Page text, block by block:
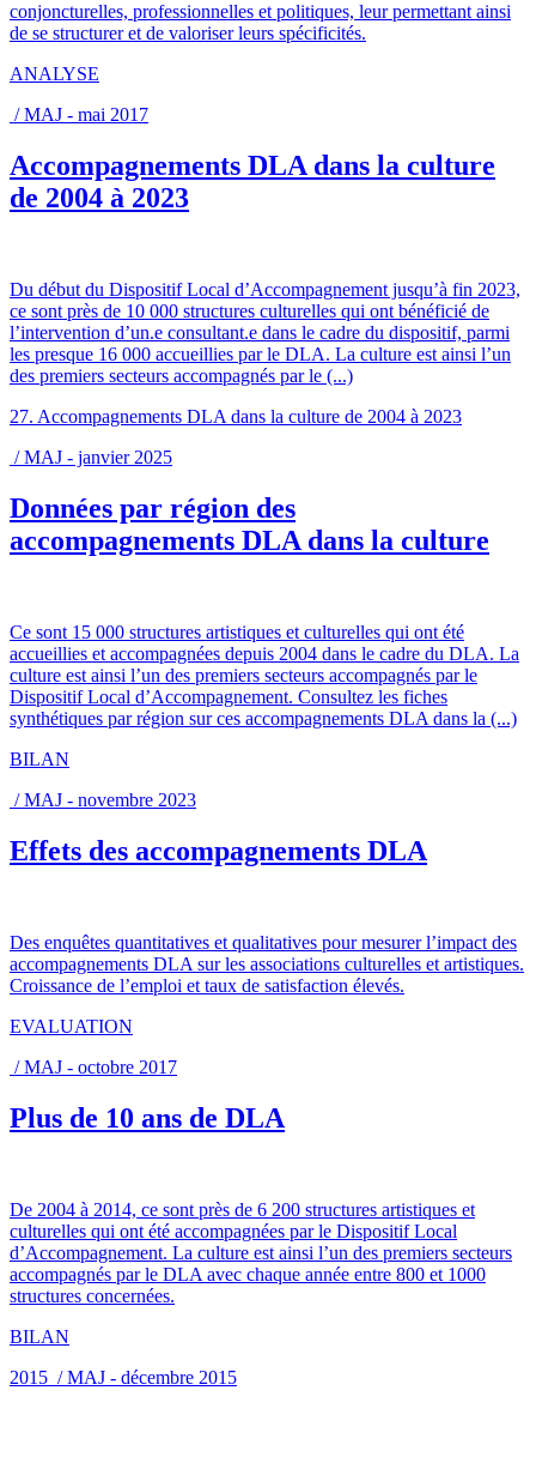
conjoncturelles, professionnelles et politiques, leur permettant ainsi
de se structurer et de valoriser leurs spécificités.
ANALYSE
/ MAJ - mai 2017
Accompagnements DLA dans la culture
de 2004 à 2023
Du début du Dispositif Local d’Accompagnement jusqu’à fin 2023,
ce sont près de 10 000 structures culturelles qui ont bénéficié de
l’intervention d’un.e consultant.e dans le cadre du dispositif, parmi
les presque 16 000 accueillies par le DLA. La culture est ainsi l’un
des premiers secteurs accompagnés par le (...)
27. Accompagnements DLA dans la culture de 2004 à 2023
/ MAJ - janvier 2025
Données par région des
accompagnements DLA dans la culture
Ce sont 15 000 structures artistiques et culturelles qui ont été
accueillies et accompagnées depuis 2004 dans le cadre du DLA. La
culture est ainsi l’un des premiers secteurs accompagnés par le
Dispositif Local d’Accompagnement. Consultez les fiches
synthétiques par région sur ces accompagnements DLA dans la (...)
BILAN
/ MAJ - novembre 2023
Effets des accompagnements DLA
Des enquêtes quantitatives et qualitatives pour mesurer l’impact des
accompagnements DLA sur les associations culturelles et artistiques.
Croissance de l’emploi et taux de satisfaction élevés.
EVALUATION
/ MAJ - octobre 2017
Plus de 10 ans de DLA
De 2004 à 2014, ce sont près de 6 200 structures artistiques et
culturelles qui ont été accompagnées par le Dispositif Local
d’Accompagnement. La culture est ainsi l’un des premiers secteurs
accompagnés par le DLA avec chaque année entre 800 et 1000
structures concernées.
BILAN
2015 / MAJ - décembre 2015